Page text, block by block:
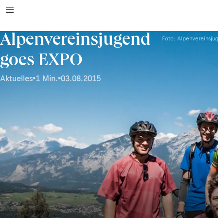
Alpenvereinsjugend
goes EXPO
Aktuelles•1 Min.•03.08.2015
Foto: